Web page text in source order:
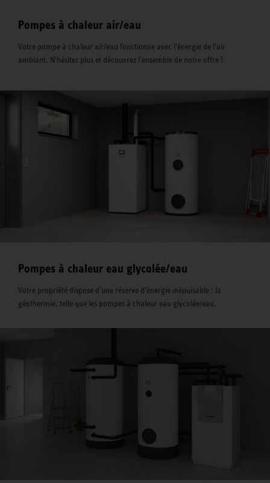
Pompes à chaleur air/eau
Votre pompe à chaleur air/eau fonctionne avec l'énergie de l'air
ambiant. N'hésitez plus et découvrez l'ensemble de notre offre !
Pompes à chaleur eau glycolée/eau
Votre propriété dispose d'une réserve d'énergie inépuisable : la
géothermie, telle que les pompes à chaleur eau glycolée/eau.